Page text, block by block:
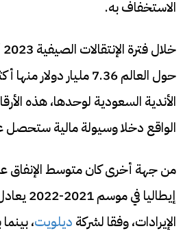
الاستخفاف به.
حول العالم 7.36 مليار
الأندية السعودية لوحدها، هذه
الواقع دخلا وسيولة مالية ستحصل
من جهة أخرى كان متوسط الإنفاق
الإيرادات، وفقا لشركة ديلويت